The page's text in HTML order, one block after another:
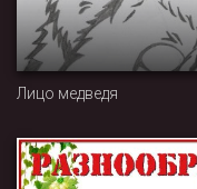
Лицо медведя